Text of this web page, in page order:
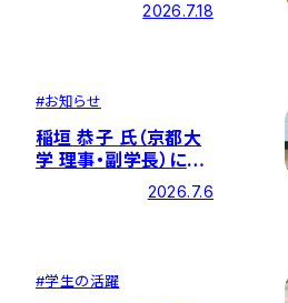
2026.7.18
#お知らせ
稲垣 恭子 氏（京都大
学 理事・副学長）にご
講演いただきました
2026.7.6
#学生の活躍